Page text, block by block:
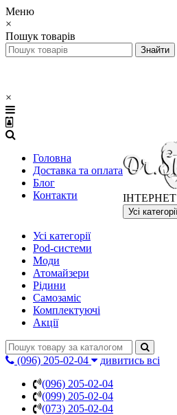
Меню
×
Пошук товарів
×
Головна
Доставка та оплата
Блог
Контакти
Усі
Усі категорії
Pod-системи
Моди
Атомайзери
Рідини
Самозаміс
Комплектуючі
Акції
(096) 205-02-04
дивитись всі
(096) 205-02-04
(099) 205-02-04
(073) 205-02-04